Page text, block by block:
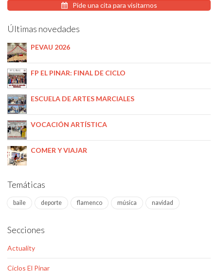
Pide una cita para visitarnos
Últimas novedades
PEVAU 2026
FP EL PINAR: FINAL DE CICLO
ESCUELA DE ARTES MARCIALES
VOCACIÓN ARTÍSTICA
COMER Y VIAJAR
Temáticas
baile deporte flamenco música navidad
Secciones
Actuality
Ciclos El Pinar